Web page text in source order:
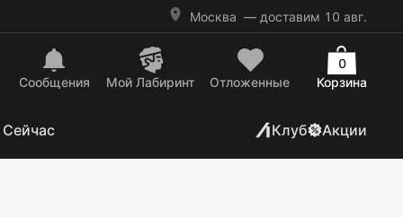
Москва — доставим 10 авг.
Сообщения Mой Лабиринт Отложенные Корзина
0
Клуб Акции